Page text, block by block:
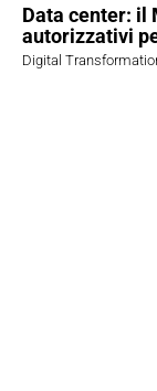
Data center: il
autorizzativi
Digital